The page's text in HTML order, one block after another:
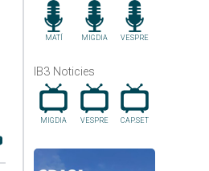
MATÍ MIGDIA VESPRE
IB3 Noticies
MIGDIA VESPRE CAP.SET